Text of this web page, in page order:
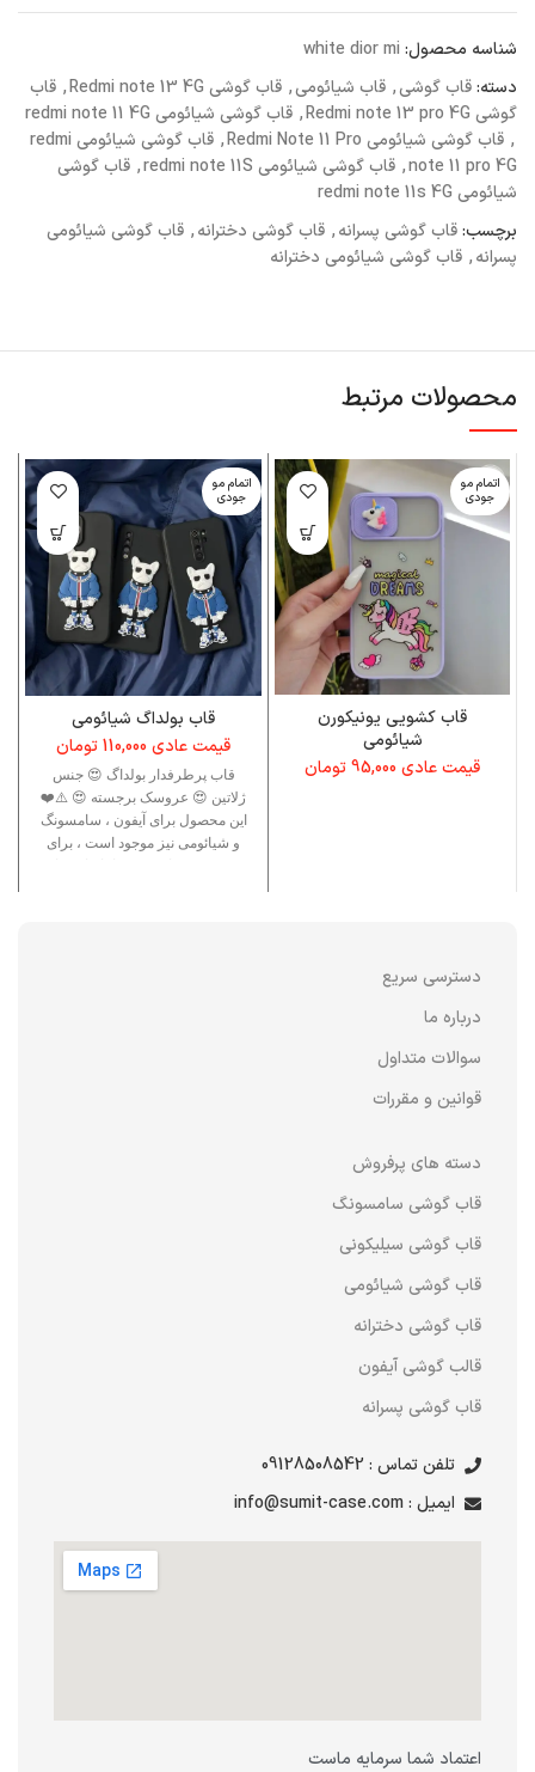
شناسه محصول: white dior mi
دسته:قاب گوشی, قاب شیائومی, قاب گوشی Redmi note 13 4G , قاب
گوشی Redmi note 13 pro 4G
, قاب گوشی شیائومی redmi note 11 4G
, قاب گوشی شیائومی Redmi Note 11 Pro ,
قاب گوشی شیائومی redmi
note 11 pro 4G
, قاب گوشی شیائومی redmi note 11S , قاب گوشی
شیائومی redmi note 11s 4G
برچسب:قاب گوشی پسرانه, قاب گوشی دخترانه, قاب گوشی شیائومی
پسرانه, قاب گوشی شیائومی دخترانه
محصولات مرتبط
اتمام مو
جودی
قاب کشویی یونیکورن
شیائومی
قیمت عادی95,000تومان
اتمام مو
جودی
قاب بولداگ شیائومی
قیمت عادی110,000تومان
قاب پرطرفدار بولداگ 😍 جنس
ژلاتین 😍 عروسک برجسته 😍 ⚠️❤️
این محصول برای آیفون ، سامسونگ
و شیائومی نیز موجود است ، برای
دسترسی سریع
درباره ما
سوالات متداول
قوانین و مقررات
دسته های پرفروش
قاب گوشی سامسونگ
قاب گوشی سیلیکونی
قاب گوشی شیائومی
قاب گوشی دخترانه
قالب گوشی آیفون
قاب گوشی پسرانه
تلفن تماس : 09128508542
ایمیل : info@sumit-case.com
اعتماد شما سرمایه ماست